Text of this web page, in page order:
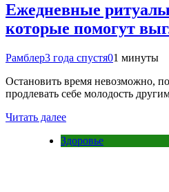
Ежедневные
которые помогут
Рамблер3 года спустя01 минуты
Остановить время невозможно,
продлевать себе молодость
Читать далее
Здоровье